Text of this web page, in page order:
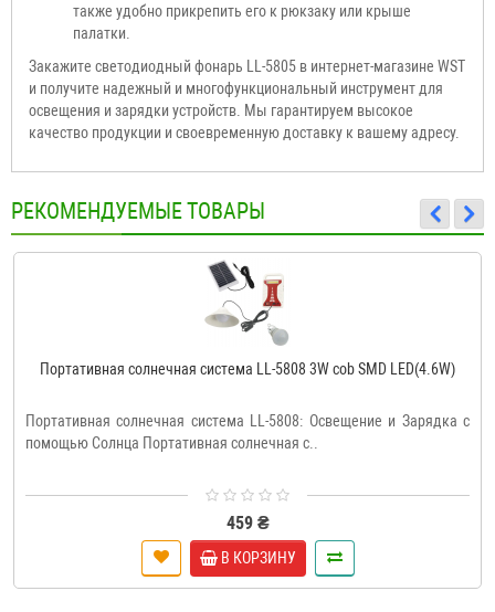
также удобно прикрепить его к рюкзаку или крыше
палатки.
Закажите светодиодный фонарь LL-5805 в интернет-магазине WST
и получите надежный и многофункциональный инструмент для
освещения и зарядки устройств. Мы гарантируем высокое
качество продукции и своевременную доставку к вашему адресу.
РЕКОМЕНДУЕМЫЕ ТОВАРЫ
Портативная солнечная система LL-5808 3W cob SMD LED(4.6W)
Портативная солнечная система LL-5808: Освещение и Зарядка с
помощью Солнца Портативная солнечная с..
459 ₴
В КОРЗИНУ